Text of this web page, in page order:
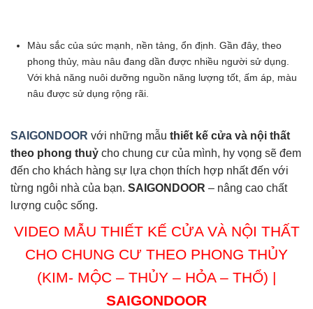
Màu sắc của sức mạnh, nền tảng, ổn định. Gần đây, theo
phong thủy, màu nâu đang dần được nhiều người sử dụng.
Với khả năng nuôi dưỡng nguồn năng lượng tốt, ấm áp, màu
nâu được sử dụng rộng rãi.
SAIGONDOOR với những mẫu thiết kế cửa và nội thất
theo phong thuỷ cho chung cư của mình, hy vọng sẽ đem
đến cho khách hàng sự lựa chọn thích hợp nhất đến với
từng ngôi nhà của bạn. SAIGONDOOR – nâng cao chất
lượng cuộc sống.
VIDEO MẪU THIẾT KẾ CỬA VÀ NỘI THẤT
CHO CHUNG CƯ THEO PHONG THỦY
(KIM- MỘC – THỦY – HỎA – THỔ) |
SAIGONDOOR